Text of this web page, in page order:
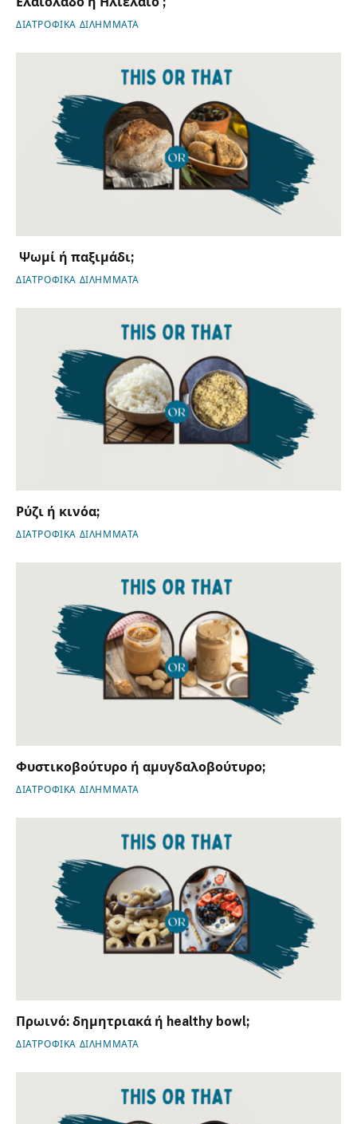
ΔΙΑΤΡΟΦΙΚΑ ΔΙΛΗΜΜΑΤΑ
Ψωμί ή παξιμάδι;
ΔΙΑΤΡΟΦΙΚΑ ΔΙΛΗΜΜΑΤΑ
Ρύζι ή κινόα;
ΔΙΑΤΡΟΦΙΚΑ ΔΙΛΗΜΜΑΤΑ
Φυστικοβούτυρο ή αμυγδαλοβούτυρο;
ΔΙΑΤΡΟΦΙΚΑ ΔΙΛΗΜΜΑΤΑ
Πρωινό: δημητριακά ή healthy bowl;
ΔΙΑΤΡΟΦΙΚΑ ΔΙΛΗΜΜΑΤΑ